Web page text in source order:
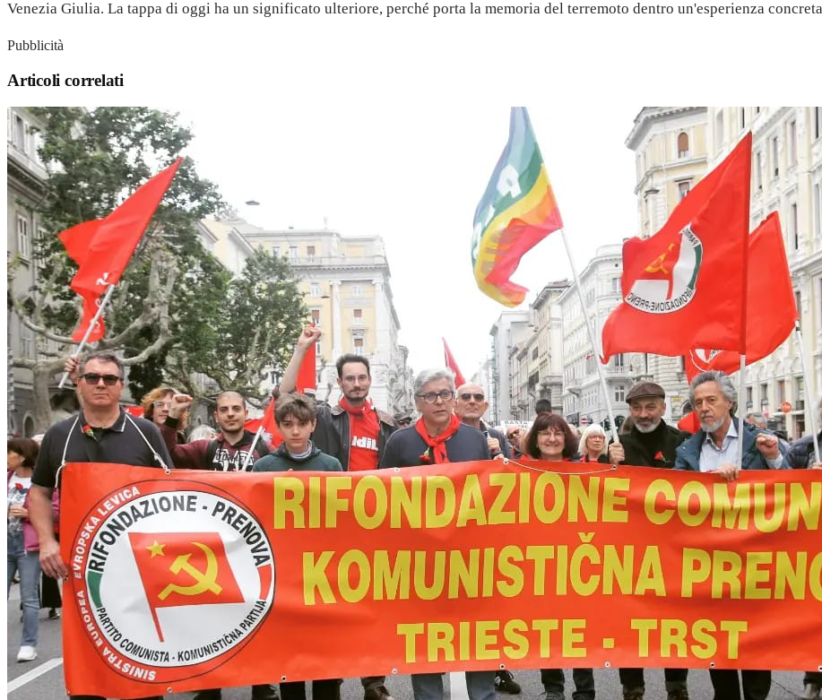
Venezia Giulia. La tappa di oggi ha un significato ulteriore, perché porta la memoria del terremoto dentro un'esperienza
Pubblicità
Articoli correlati